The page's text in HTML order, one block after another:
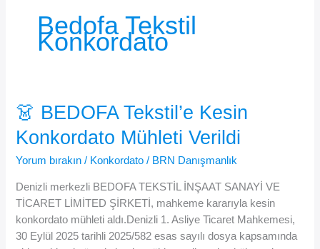
Bedofa Tekstil
Konkordato
👗 BEDOFA Tekstil’e Kesin
Konkordato Mühleti Verildi
Yorum bırakın / Konkordato / BRN Danışmanlık
Denizli merkezli BEDOFA TEKSTİL İNŞAAT SANAYİ VE
TİCARET LİMİTED ŞİRKETİ, mahkeme kararıyla kesin
konkordato mühleti aldı.Denizli 1. Asliye Ticaret Mahkemesi,
30 Eylül 2025 tarihli 2025/582 esas sayılı dosya kapsamında